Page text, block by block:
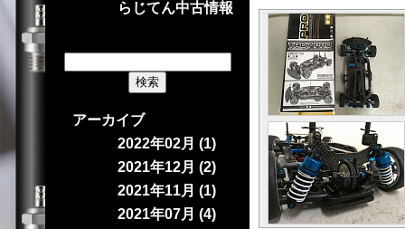
らじてん中古情報
アーカイブ
2022年02月 (1)
2021年12月 (2)
2021年11月 (1)
2021年07月 (4)